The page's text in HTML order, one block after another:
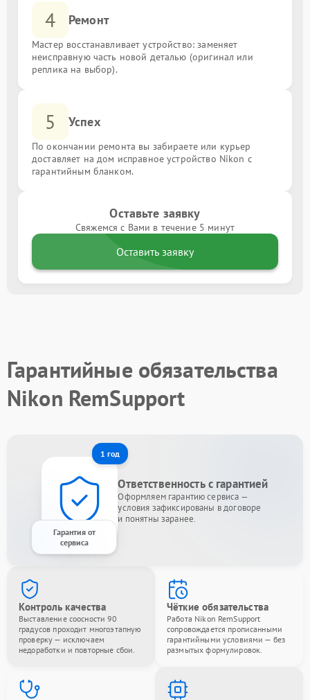
4 Ремонт
Мастер восстанавливает устройство: заменяет
неисправную часть новой деталью (оригинал или
реплика на выбор).
5 Успех
По окончании ремонта вы забираете или курьер
доставляет на дом исправное устройство Nikon с
гарантийным бланком.
Оставьте заявку
Свяжемся с Вами в течение 5 минут
Оставить заявку
Гарантийные обязательства
Nikon RemSupport
1 год
Гарантия от
сервиса
Ответственность с гарантией
Оформляем гарантию сервиса —
условия зафиксированы в договоре
и понятны заранее.
Контроль качества
Выставление соосности 90
градусов проходит многоэтапную
проверку — исключаем
недоработки и повторные сбои.
Чёткие обязательства
Работа Nikon RemSupport
сопровождается прописанными
гарантийными условиями — без
размытых формулировок.